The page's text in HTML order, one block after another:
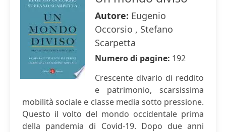
Autore: Eugenio
Occorsio , Stefano
Scarpetta
Numero di pagine: 192
Crescente divario di reddito
e patrimonio, scarsissima
mobilità sociale e classe media sotto pressione.
Questo il volto del mondo occidentale prima
della pandemia di Covid-19. Dopo due anni